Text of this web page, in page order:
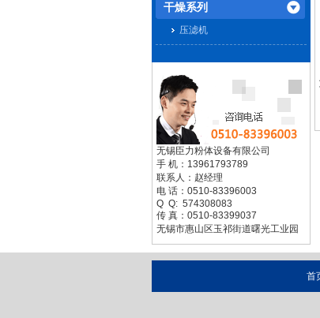
干燥系列
压滤机
联系臣力设备
无锡臣力粉体设备有限公司
手 机：13961793789
联系人：赵经理
电 话：0510-83396003
Q Q: 574308083
传 真：0510-83399037
无锡市惠山区玉祁街道曙光工业园
首